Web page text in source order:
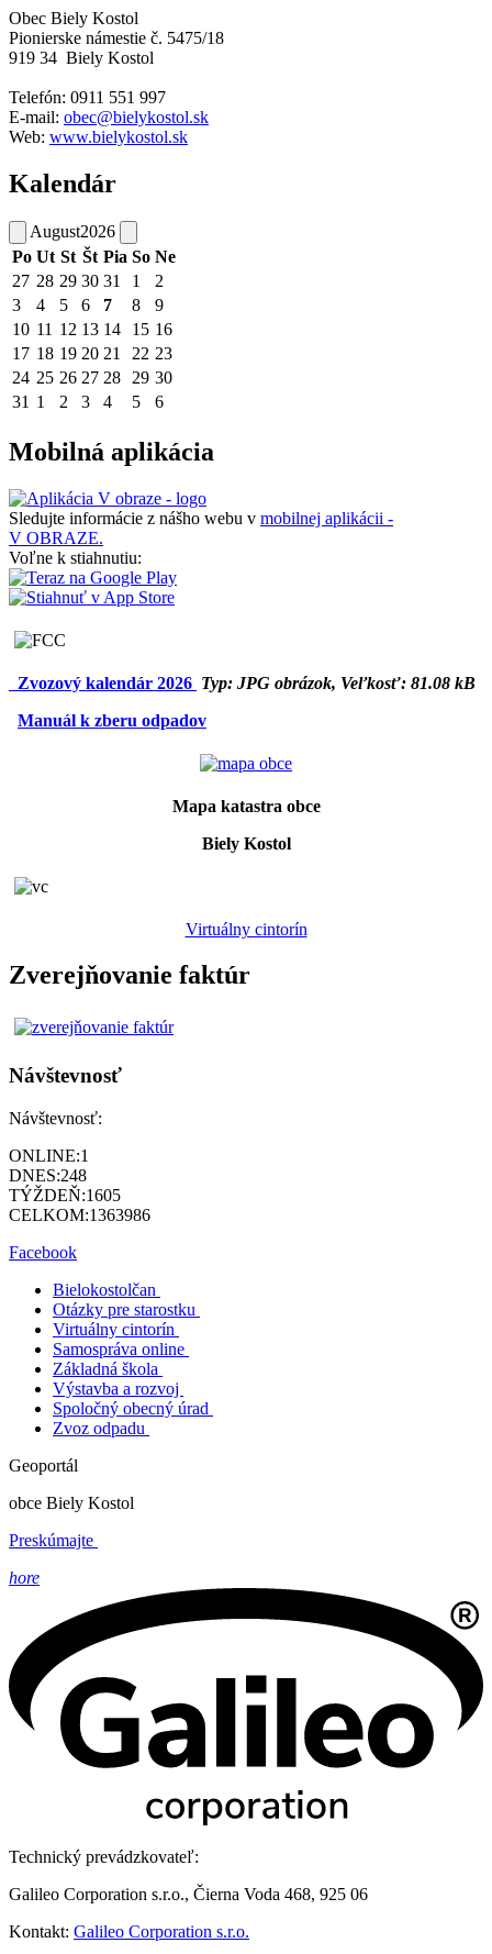
Obec Biely Kostol
Pionierske námestie č. 5475/18
919 34 Biely Kostol
Telefón: 0911 551 997
E-mail: obec@bielykostol.sk
Web: www.bielykostol.sk
Kalendár
August2026
Po Ut St Št Pia So Ne
27 28 29 30 31 1
2
3
4 5 6 7 8
9
10 11 12 13 14 15 16
17 18 19 20 21 22 23
24 25 26 27 28 29 30
31 1 2 3 4 5 6
Mobilná aplikácia
Sledujte informácie z nášho webu v mobilnej aplikácii -
V OBRAZE.
Voľne k stiahnutiu:
Zvozový kalendár 2026 Typ: JPG obrázok, Veľkosť: 81.08 kB
Manuál k zberu odpadov
Mapa katastra obce
Biely Kostol
Virtuálny cintorín
Zverejňovanie faktúr
Návštevnosť
Návštevnosť:
ONLINE:1
DNES:248
TÝŽDEŇ:1605
CELKOM:1363986
Facebook
Bielokostolčan
Otázky pre starostku
Virtuálny cintorín
Samospráva online
Základná škola
Výstavba a rozvoj
Spoločný obecný úrad
Zvoz odpadu
Geoportál
obce Biely Kostol
Preskúmajte
hore
Technický prevádzkovateľ:
Galileo Corporation s.r.o., Čierna Voda 468, 925 06
Kontakt: Galileo Corporation s.r.o.